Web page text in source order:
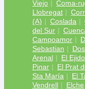
Viejo
Coma-
Llobregat
(A)
Coslada
del Sur
Campoamor
Sebastian
Arenal
El Ejido
Pinar
El Prat
Sta María
El
Vendrell
Elche